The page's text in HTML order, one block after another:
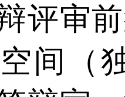
辩评审
间（